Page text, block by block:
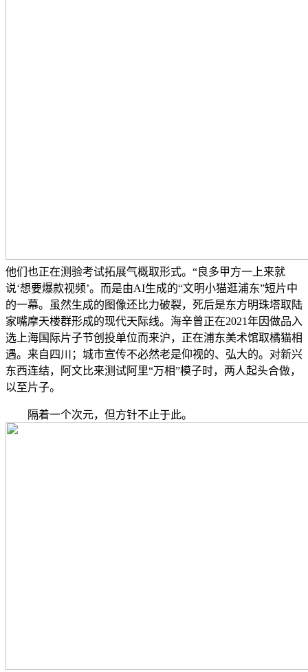
他们也正在测验考试拓展气概取形式。“良多甲方一上来就
说‘想要爆款视频’。而是由AI生成的“文明小猫逛浦东”短片中
的一幕。虽然生成的图像还比力破裂，死后是东方明珠塔取陆
家嘴摩天楼群形成的现代天际线。海辛曾正在2021年因做品入
选上海国际片子节创投单位而来沪，正在浦东美术馆取橘猫相
遇。来自四川；城市宣传不必然老是仰视的、弘大的。对新兴
东西连结，阿文比来测试阿里“万相”模子时，两人起头合做，
以至片子。
隔着一个次元，但方针不止于此。